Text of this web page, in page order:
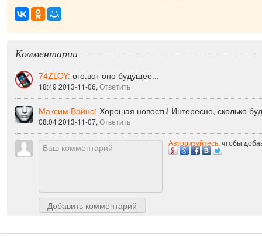
приятно!
Комментарии
ого.вот оно будущее...
Максим Вайно:
08:04 2013-11-07,Ответить